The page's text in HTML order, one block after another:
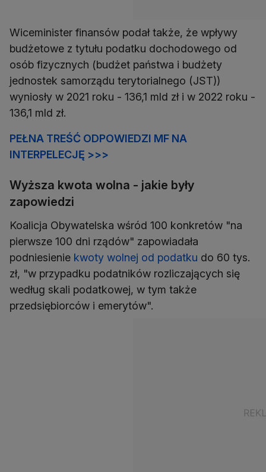
Wiceminister finansów podał także, że wpływy
budżetowe z tytułu podatku dochodowego od
osób fizycznych (budżet państwa i budżety
jednostek samorządu terytorialnego (JST))
wyniosły w 2021 roku - 136,1 mld zł i w 2022 roku -
136,1 mld zł.
PEŁNA TREŚĆ ODPOWIEDZI MF NA
INTERPELECJĘ >>>
Wyższa kwota wolna - jakie były
zapowiedzi
Koalicja Obywatelska wśród 100 konkretów "na
pierwsze 100 dni rządów" zapowiadała
podniesienie kwoty wolnej od podatku do 60 tys.
zł, "w przypadku podatników rozliczających się
według skali podatkowej, w tym także
przedsiębiorców i emerytów".